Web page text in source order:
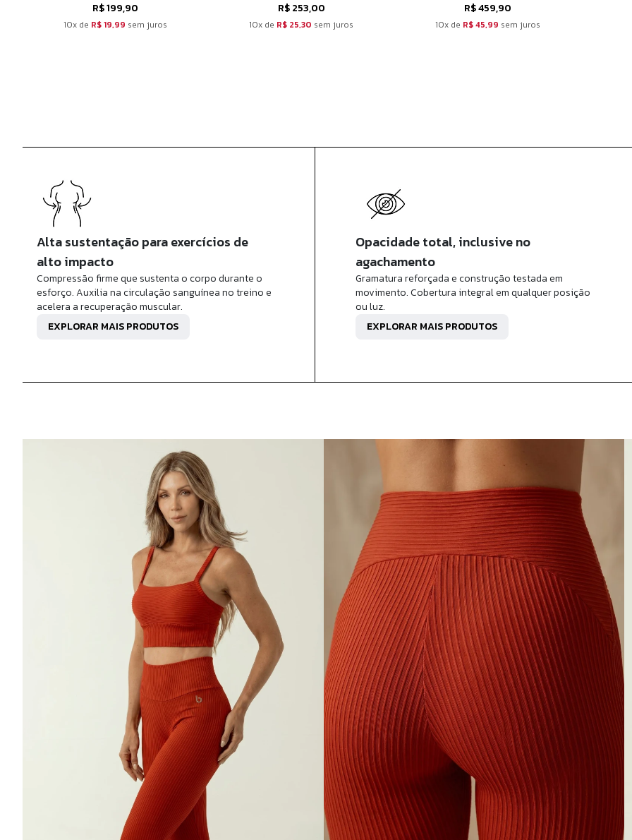
R$ 199,90
10x de R$ 19,99 sem juros
R$ 253,00
10x de R$ 25,30 sem juros
R$ 459,90
10x de R$ 45,99 sem juros
Alta sustentação para exercícios de
alto impacto
Compressão firme que sustenta o corpo durante o
esforço. Auxilia na circulação sanguínea no treino e
acelera a recuperação muscular.
EXPLORAR MAIS PRODUTOS
Opacidade total, inclusive no
agachamento
Gramatura reforçada e construção testada em
movimento. Cobertura integral em qualquer posição
ou luz.
EXPLORAR MAIS PRODUTOS